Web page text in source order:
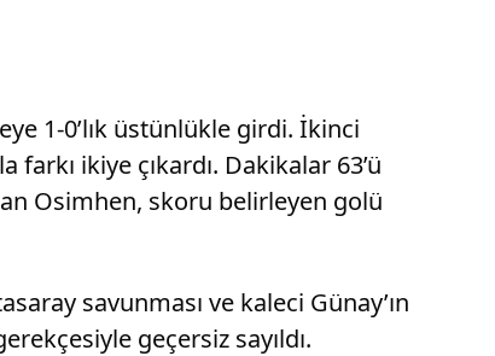
1-0’lık üstünlükle girdi. İkinci
ikiye çıkardı. Dakikalar 63’ü
Osimhen, skoru belirleyen golü
savunması ve kaleci Günay’ın
geçersiz sayıldı.